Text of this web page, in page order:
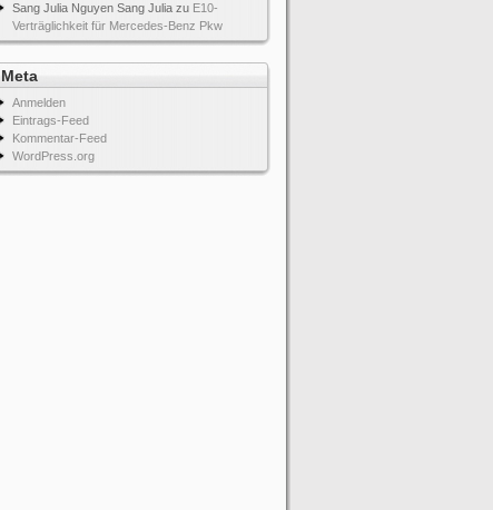
Sang Julia Nguyen Sang Julia zu E10-
Verträglichkeit für Mercedes-Benz Pkw
Meta
Anmelden
Eintrags-Feed
Kommentar-Feed
WordPress.org